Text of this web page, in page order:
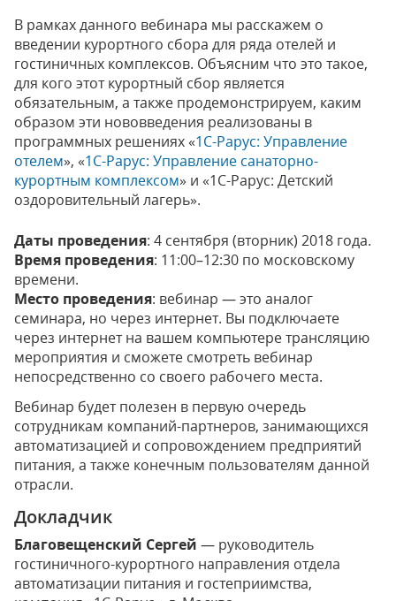
В рамках данного вебинара мы расскажем о
введении курортного сбора для ряда отелей и
гостиничных комплексов. Объясним что это такое,
для кого этот курортный сбор является
обязательным, а также продемонстрируем, каким
образом эти нововведения реализованы в
программных решениях «1С-Рарус: Управление
отелем», «1С-Рарус: Управление санаторно-
курортным комплексом» и «1С-Рарус: Детский
оздоровительный лагерь».
Даты проведения: 4 сентября (вторник) 2018 года.
Время проведения: 11:00–12:30 по московскому
времени.
Место проведения: вебинар — это аналог
семинара, но через интернет. Вы подключаете
через интернет на вашем компьютере трансляцию
мероприятия и сможете смотреть вебинар
непосредственно со своего рабочего места.
Вебинар будет полезен в первую очередь
сотрудникам компаний-партнеров, занимающихся
автоматизацией и сопровождением предприятий
питания, а также конечным пользователям данной
отрасли.
Докладчик
Благовещенский Сергей — руководитель
гостиничного-курортного направления отдела
автоматизации питания и гостеприимства,